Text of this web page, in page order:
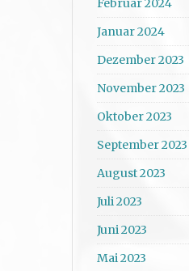
Februar 2024
Januar 2024
Dezember 2023
November 2023
Oktober 2023
September 2023
August 2023
Juli 2023
Juni 2023
Mai 2023